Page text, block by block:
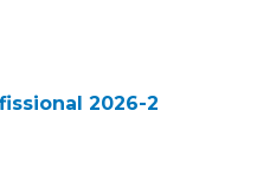
2026-2